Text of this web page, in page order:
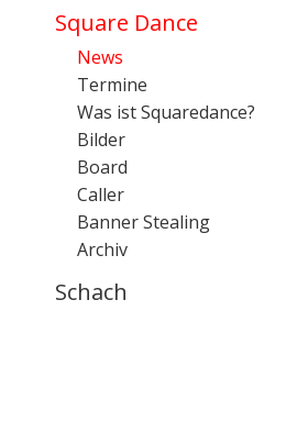
Square Dance
News
Termine
Was ist Squaredance?
Bilder
Board
Caller
Banner Stealing
Archiv
Schach